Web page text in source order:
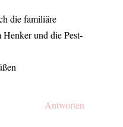
die familiäre
und die Pest-
Antworten